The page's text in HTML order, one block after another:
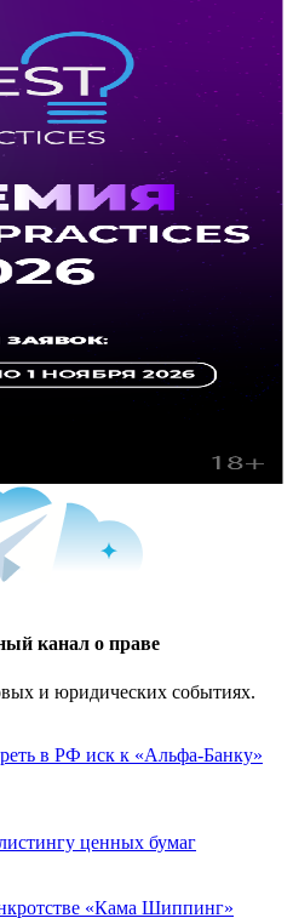
канал о праве
и юридических событиях.
в РФ иск к «Альфа-Банку»
ценных бумаг
«Кама Шиппинг»